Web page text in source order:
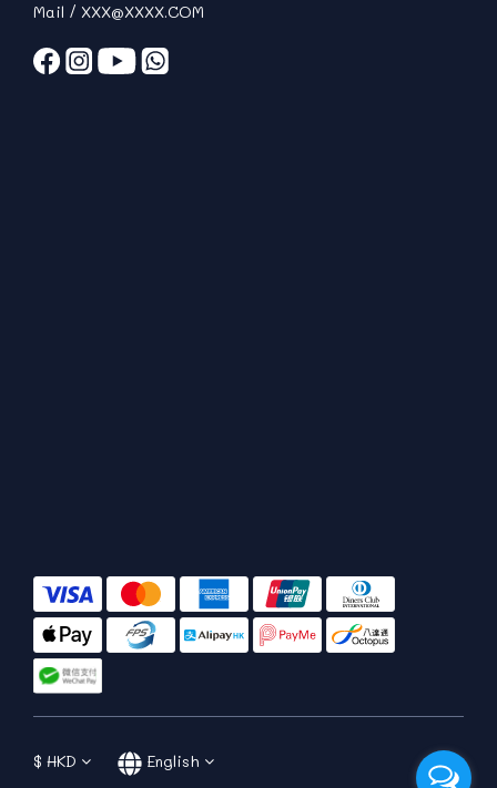
Mail / XXX@XXXX.COM
$ HKD English